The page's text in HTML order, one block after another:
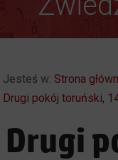
Jesteś w: Strona
Drugi pokój toruński,
Drugi